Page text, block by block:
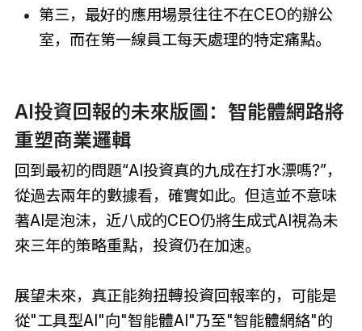
第三，最好的應用場景往往不在CEO的辦公
室，而在第一線員工每天處理的特定痛點。
AI投資回報的未來版圖：智能體網路將
重塑商業邏輯
回到最初的問題“AI投資真的九成在打水漂嗎?”，
從過去兩年的數據看，確實如此。但這並不意味
著AI是泡沫，近八成的CEO仍將生成式AI視為未
來三年的策略重點，投資仍在加速。
展望未來，真正能夠扭轉投資回報率的，可能是
從"工具型AI"向"智能體AI"乃至"智能體網絡"的